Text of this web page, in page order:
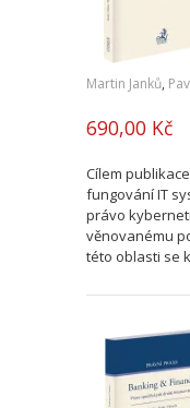
Martin Janků,
690,00 Kč
Cílem
fungování IT
právo
věnovanému
této oblasti se